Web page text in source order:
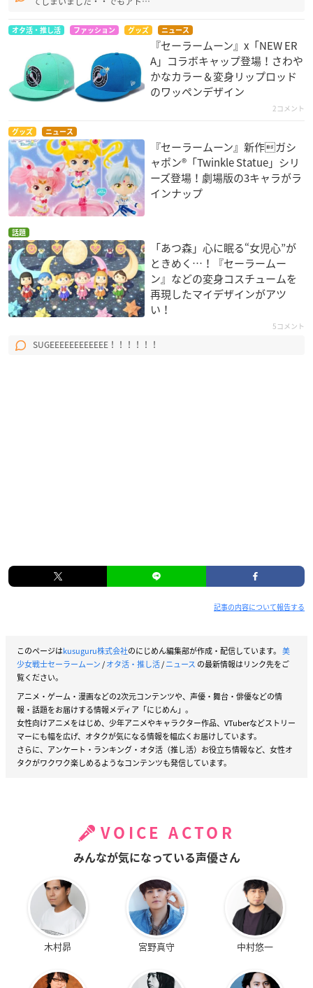
オタ活・推し活 ファッション グッズ ニュース
『セーラームーン』x「NEW ER
A」コラボキャップ登場！さわや
かなカラー＆変身リップロッド
のワッペンデザイン
2コメント
グッズ ニュース
『セーラームーン』新作ガシ
ャポン®「Twinkle Statue」シリ
ーズ登場！劇場版の3キャラがラ
インナップ
話題
「あつ森」心に眠る“女児心”が
ときめく…！『セーラームー
ン』などの変身コスチュームを
再現したマイデザインがアツ
い！
5コメント
SUGEEEEEEEEEEEE！！！！！！
記事の内容について報告する
このページはkusuguru株式会社のにじめん編集部が作成・配信しています。 美
少女戦士セーラームーン/オタ活・推し活/ニュース の最新情報はリンク先をご
覧ください。
アニメ・ゲーム・漫画などの2次元コンテンツや、声優・舞台・俳優などの情
報・話題をお届けする情報メディア「にじめん」。
女性向けアニメをはじめ、少年アニメやキャラクター作品、VTuberなどストリー
マーにも幅を広げ、オタクが気になる情報を幅広くお届けしています。
さらに、アンケート・ランキング・オタ活（推し活）お役立ち情報など、女性オ
タクがワクワク楽しめるようなコンテンツも発信しています。
VOICE ACTOR
みんなが気になっている声優さん
木村昴 宮野真守 中村悠一